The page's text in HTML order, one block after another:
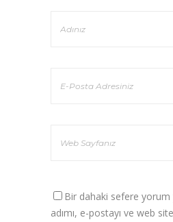
Bir dahaki sefere
adımı, e-postayı ve web